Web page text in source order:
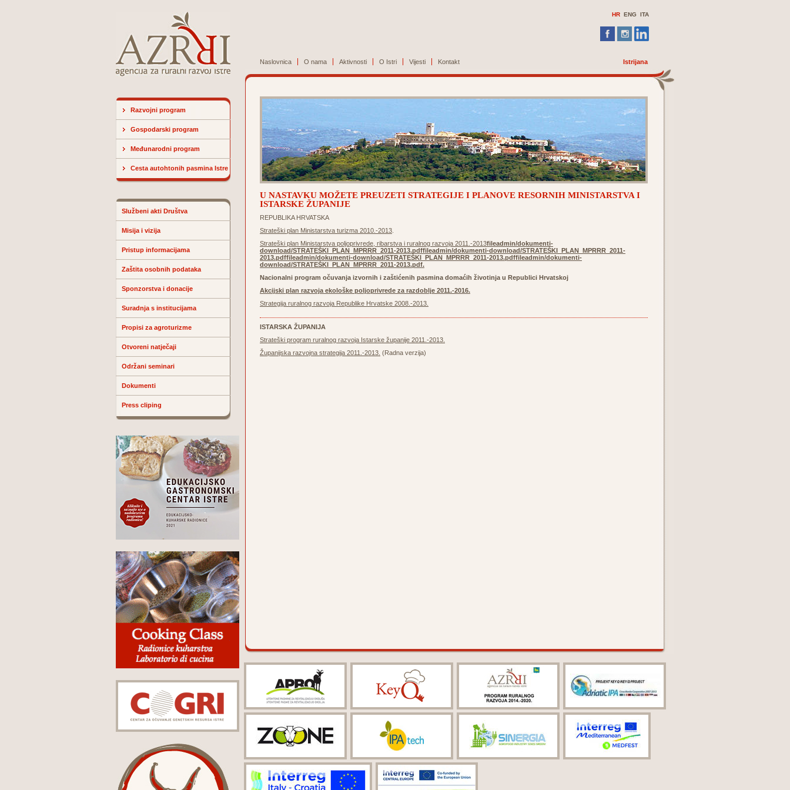
HR ENG ITA
Naslovnica O nama Aktivnosti O Istri Vijesti Kontakt Istrijana
Razvojni program
Gospodarski program
Međunarodni program
Cesta autohtonih pasmina Istre
Službeni akti Društva
Misija i vizija
Pristup informacijama
Zaštita osobnih podataka
Sponzorstva i donacije
Suradnja s institucijama
Propisi za agroturizme
Otvoreni natječaji
Održani seminari
Dokumenti
Press cliping
U NASTAVKU MOŽETE PREUZETI STRATEGIJE I PLANOVE RESORNIH MINISTARSTVA I
ISTARSKE ŽUPANIJE
REPUBLIKA HRVATSKA
Strateški plan Ministarstva turizma 2010.-2013
Strateški plan Ministarstva poljoprivrede, ribarstva i ruralnog razvoja 2011.-2013fileadmin/dokumenti-
download/STRATEŠKI_PLAN_MPRRR_2011-2013.pdffileadmin/dokumenti-download/STRATEŠKI_PLAN_MPRRR_2011-
2013.pdffileadmin/dokumenti-download/STRATEŠKI_PLAN_MPRRR_2011-2013.pdffileadmin/dokumenti-
download/STRATEŠKI_PLAN_MPRRR_2011-2013.pdf.
Nacionalni program očuvanja izvornih i zaštićenih pasmina domaćih životinja u Republici Hrvatskoj
Akcijski plan razvoja ekološke poljoprivrede za razdoblje 2011.-2016.
Strategija ruralnog razvoja Republike Hrvatske 2008.-2013.
ISTARSKA ŽUPANIJA
Strateški program ruralnog razvoja Istarske županije 2011.-2013.
Županijska razvojna strategija 2011.-2013. (Radna verzija)